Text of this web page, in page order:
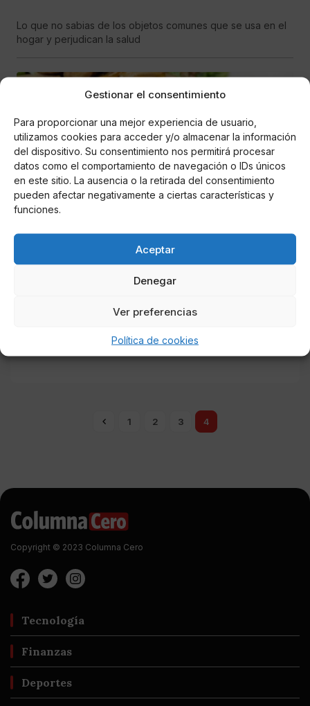
Gestionar el consentimiento
Para proporcionar una mejor experiencia de usuario,
utilizamos cookies para acceder y/o almacenar la información
del dispositivo. Su consentimiento nos permitirá procesar
datos como el comportamiento de navegación o IDs únicos
en este sitio. La ausencia o la retirada del consentimiento
pueden afectar negativamente a ciertas características y
funciones.
Aceptar
Denegar
Ver preferencias
Política de cookies
Lo que no sabias de los objetos comunes que se usa en el
hogar y perjudican la salud
Esta es una receta que se podrá realizar de manera fácil y
1 2 3 4
Copyright © 2023 Columna Cero
Tecnología
Finanzas
Deportes